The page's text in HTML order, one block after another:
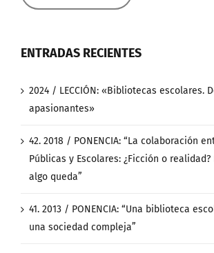
ENTRADAS RECIENTES
2024 / LECCIÓN: «Bibliotecas escolares.
apasionantes»
42. 2018 / PONENCIA: “La colaboración
Públicas y Escolares: ¿Ficción o
algo queda”
41. 2013 / PONENCIA: “Una biblioteca
una sociedad compleja”